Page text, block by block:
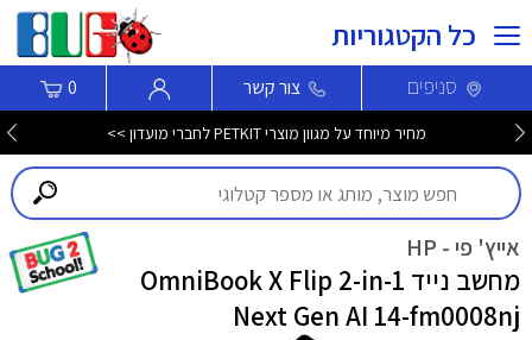
כל הקטגוריות
סניפים צור קשר 0
מחיר מיוחד על מגוון מוצרי PETKIT לחברי מועדון >>
אייץ' פי - HP
מחשב נייד OmniBook X Flip 2-in-1
Next Gen AI 14-fm0008nj